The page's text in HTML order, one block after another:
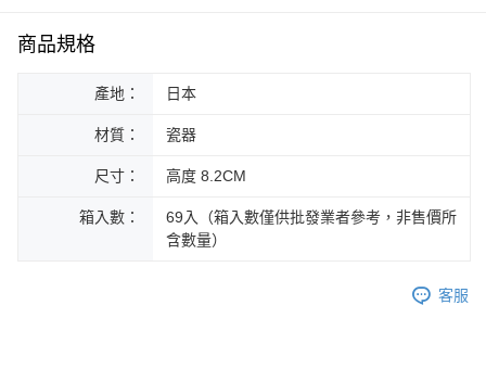
黑貓本島宅配
每筆NT$200，滿NT$1,000(含以上)免運費
黑貓外島宅配
商品規格
產地： 日本
材質： 瓷器
尺寸： 高度 8.2CM
箱入數：
69入（箱入數僅供批發業者參考，非售價所
含數量）
客服